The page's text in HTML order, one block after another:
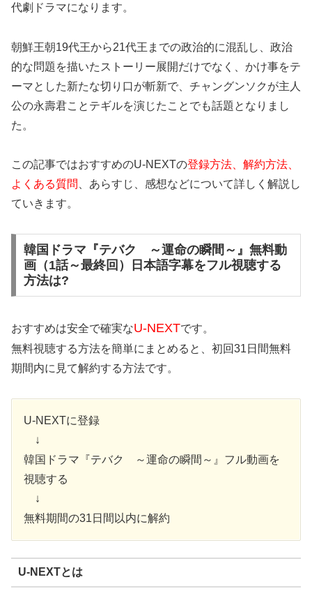
代劇ドラマになります。
朝鮮王朝19代王から21代王までの政治的に混乱し、政治
的な問題を描いたストーリー展開だけでなく、かけ事をテ
ーマとした新たな切り口が斬新で、チャングンソクが主人
公の永壽君ことテギルを演じたことでも話題となりまし
た。
この記事ではおすすめのU-NEXTの登録方法、解約方法、
よくある質問
、あらすじ、感想などについて詳しく解説し
ていきます。
韓国ドラマ『テバク ～運命の瞬間～』無料動
画（1話～最終回）日本語字幕をフル視聴する
方法は?
おすすめは安全で確実なU-NEXTです。
無料視聴する方法を簡単にまとめると、初回31日間無料
期間内に見て解約する方法です。
U-NEXTに登録
↓
韓国ドラマ『テバク ～運命の瞬間～』フル動画を
視聴する
↓
無料期間の31日間以内に解約
U-NEXTとは